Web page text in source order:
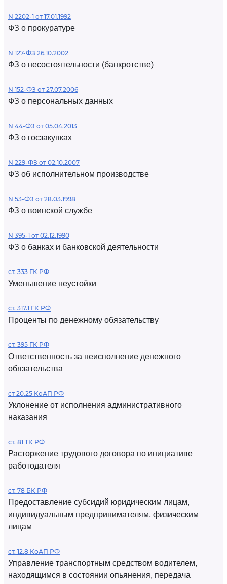
N 2202-1 от 17.01.1992
ФЗ о прокуратуре
N 127-ФЗ 26.10.2002
ФЗ о несостоятельности (банкротстве)
N 152-ФЗ от 27.07.2006
ФЗ о персональных данных
N 44-ФЗ от 05.04.2013
ФЗ о госзакупках
N 229-ФЗ от 02.10.2007
ФЗ об исполнительном производстве
N 53-ФЗ от 28.03.1998
ФЗ о воинской службе
N 395-1 от 02.12.1990
ФЗ о банках и банковской деятельности
ст. 333 ГК РФ
Уменьшение неустойки
ст. 317.1 ГК РФ
Проценты по денежному обязательству
ст. 395 ГК РФ
Ответственность за неисполнение денежного
обязательства
ст 20.25 КоАП РФ
Уклонение от исполнения административного
наказания
ст. 81 ТК РФ
Расторжение трудового договора по инициативе
работодателя
ст. 78 БК РФ
Предоставление субсидий юридическим лицам,
индивидуальным предпринимателям, физическим
лицам
ст. 12.8 КоАП РФ
Управление транспортным средством водителем,
находящимся в состоянии опьянения, передача